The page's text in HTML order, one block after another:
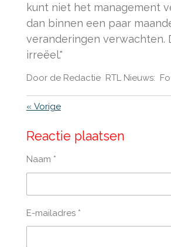
kunt niet het management
dan binnen een paar
veranderingen verwachten.
irreëel."
Door de Redactie RTL Nieuws:
« Vorige
Reactie plaatsen
Naam *
E-mailadres *